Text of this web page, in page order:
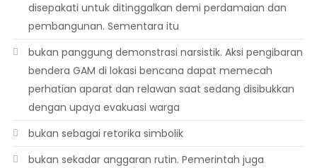
disepakati untuk ditinggalkan demi perdamaian dan
pembangunan. Sementara itu
bukan panggung demonstrasi narsistik. Aksi pengibaran
bendera GAM di lokasi bencana dapat memecah
perhatian aparat dan relawan saat sedang disibukkan
dengan upaya evakuasi warga
bukan sebagai retorika simbolik
bukan sekadar anggaran rutin. Pemerintah juga